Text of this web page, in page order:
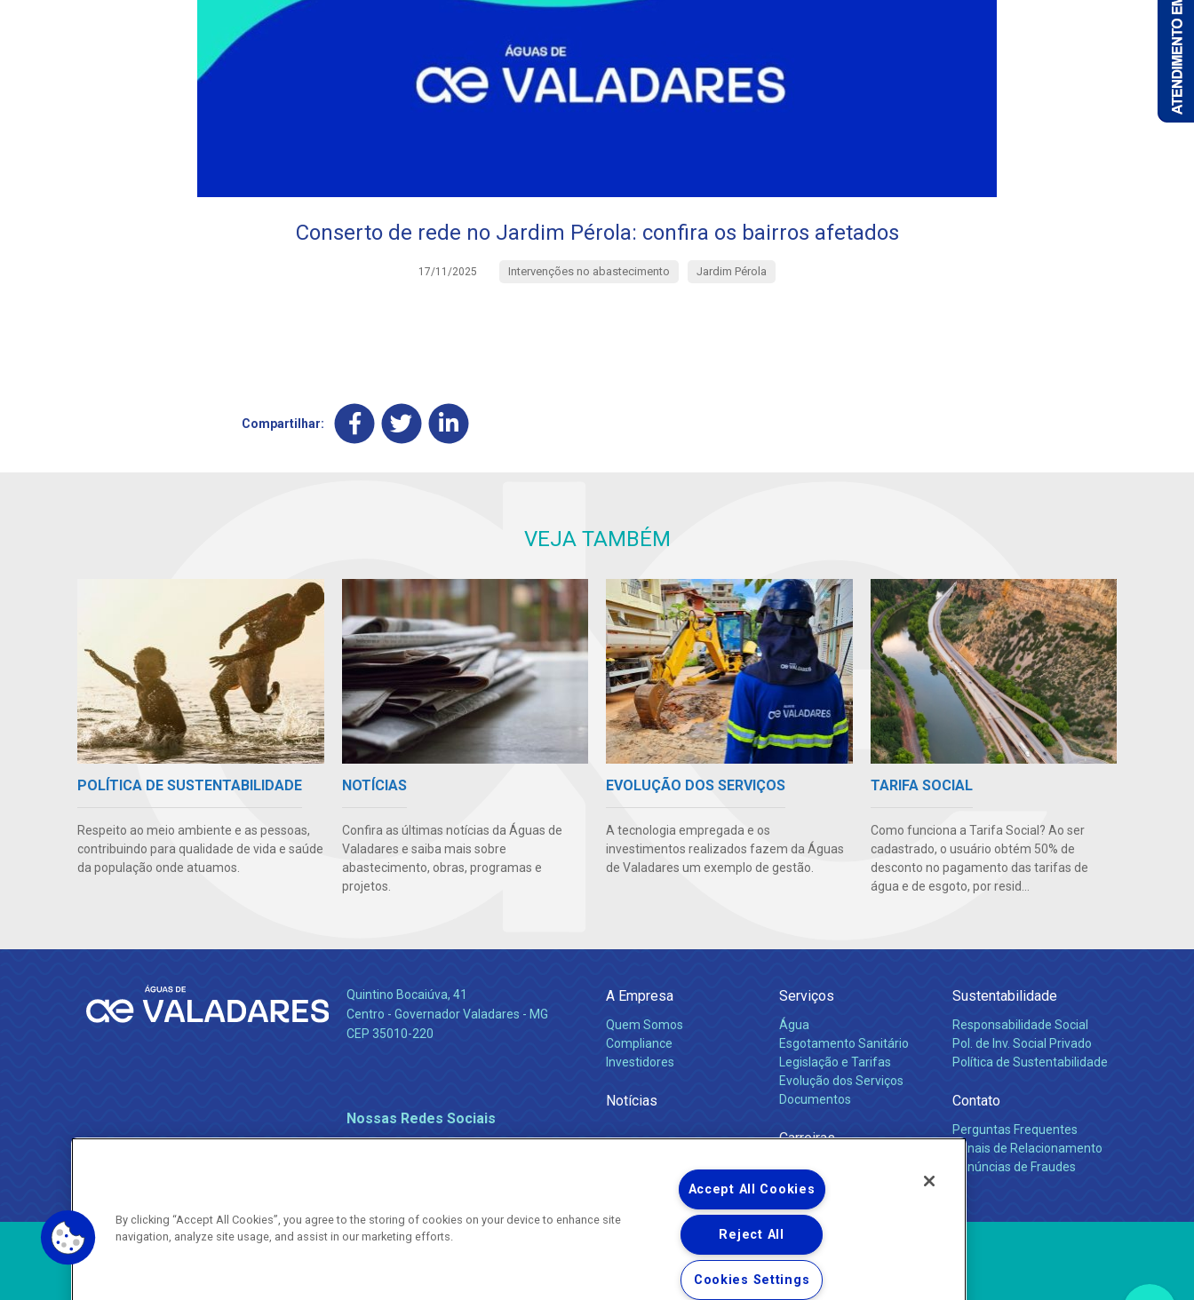
Conserto de rede no Jardim Pérola: confira os bairros afetados
17/11/2025 Intervenções no abastecimento Jardim Pérola
Compartilhar:
VEJA TAMBÉM
POLÍTICA DE SUSTENTABILIDADE
Respeito ao meio ambiente e as pessoas,
contribuindo para qualidade de vida e saúde
da população onde atuamos.
NOTÍCIAS
Confira as últimas notícias da Águas de
Valadares e saiba mais sobre
abastecimento, obras, programas e
projetos.
EVOLUÇÃO DOS SERVIÇOS
A tecnologia empregada e os
investimentos realizados fazem da Águas
de Valadares um exemplo de gestão.
TARIFA SOCIAL
Como funciona a Tarifa Social? Ao ser
cadastrado, o usuário obtém 50% de
desconto no pagamento das tarifas de
água e de esgoto, por resid...
Quintino Bocaiúva, 41
Centro - Governador Valadares - MG
CEP 35010-220
Nossas Redes Sociais
A Empresa
Quem Somos
Compliance
Investidores
Notícias
Serviços
Água
Esgotamento Sanitário
Legislação e Tarifas
Evolução dos Serviços
Documentos
Carreiras
Sustentabilidade
Responsabilidade Social
Pol. de Inv. Social Privado
Política de Sustentabilidade
Contato
Perguntas Frequentes
Canais de Relacionamento
Denúncias de Fraudes
Copyright ® 2026 - Todos os Direitos Reservados.
By clicking “Accept All Cookies”, you agree to the storing of cookies on your device to enhance site
navigation, analyze site usage, and assist in our marketing efforts.
Accept All Cookies
Reject All
Cookies Settings